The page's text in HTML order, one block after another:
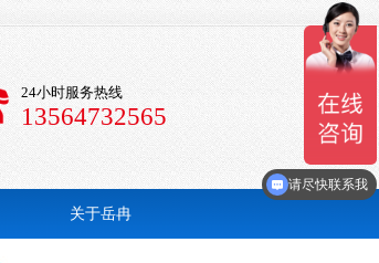
24小时服务热线
13564732565
关于岳冉
请尽快联系我
你们的设备价格是多少？